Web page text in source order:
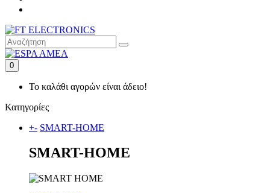
0
Το καλάθι αγορών είναι άδειο!
Κατηγορίες
+- SMART-HOME
SMART-HOME